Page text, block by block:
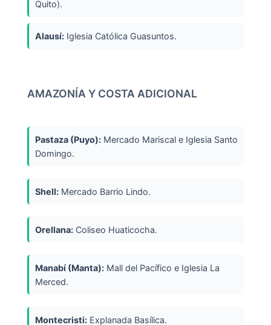
Quito).
Alausí: Iglesia Católica Guasuntos.
AMAZONÍA Y COSTA ADICIONAL
Pastaza (Puyo): Mercado Mariscal e Iglesia Santo
Domingo.
Shell: Mercado Barrio Lindo.
Orellana: Coliseo Huaticocha.
Manabí (Manta): Mall del Pacífico e Iglesia La
Merced.
Montecristi: Explanada Basílica.